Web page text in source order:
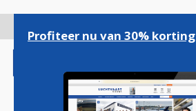
gaan
Profiteer nu van 30% korting